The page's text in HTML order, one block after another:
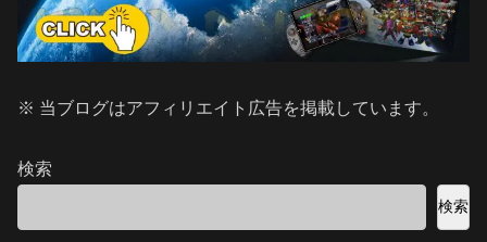
※ 当ブログはアフィリエイト広告を掲載しています。
検索
検索